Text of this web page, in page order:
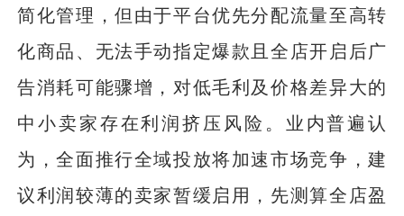
简化管理，但由于平台优先分配流量至高转
化商品、无法手动指定爆款且全店开启后广
告消耗可能骤增，对低毛利及价格差异大的
中小卖家存在利润挤压风险。业内普遍认
为，全面推行全域投放将加速市场竞争，建
议利润较薄的卖家暂缓启用，先测算全店盈